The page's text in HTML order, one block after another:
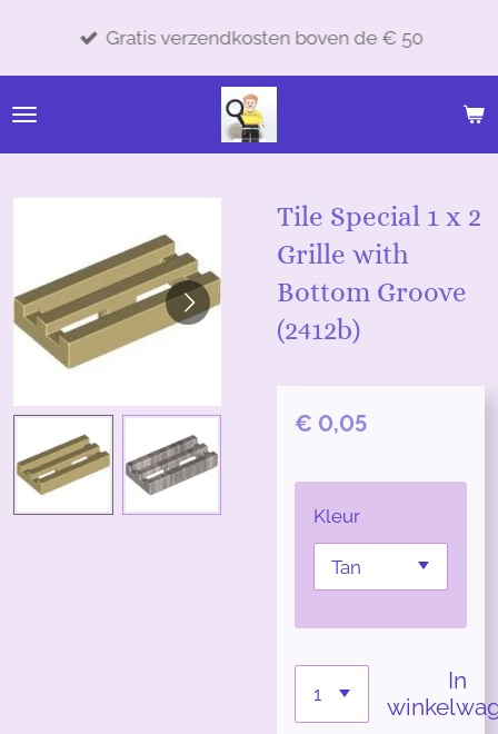
de
hoofdinhoud
Gratis verzendkosten boven de € 50
Tile Special 1 x 2
Grille with
Bottom Groove
(2412b)
€ 0,05
Kleur
In